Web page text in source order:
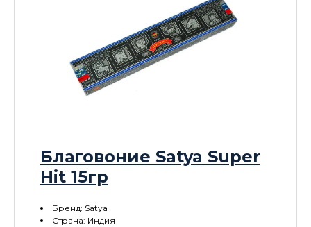
Благовоние Satya Super
Hit 15гр
Бренд: Satya
Страна: Индия